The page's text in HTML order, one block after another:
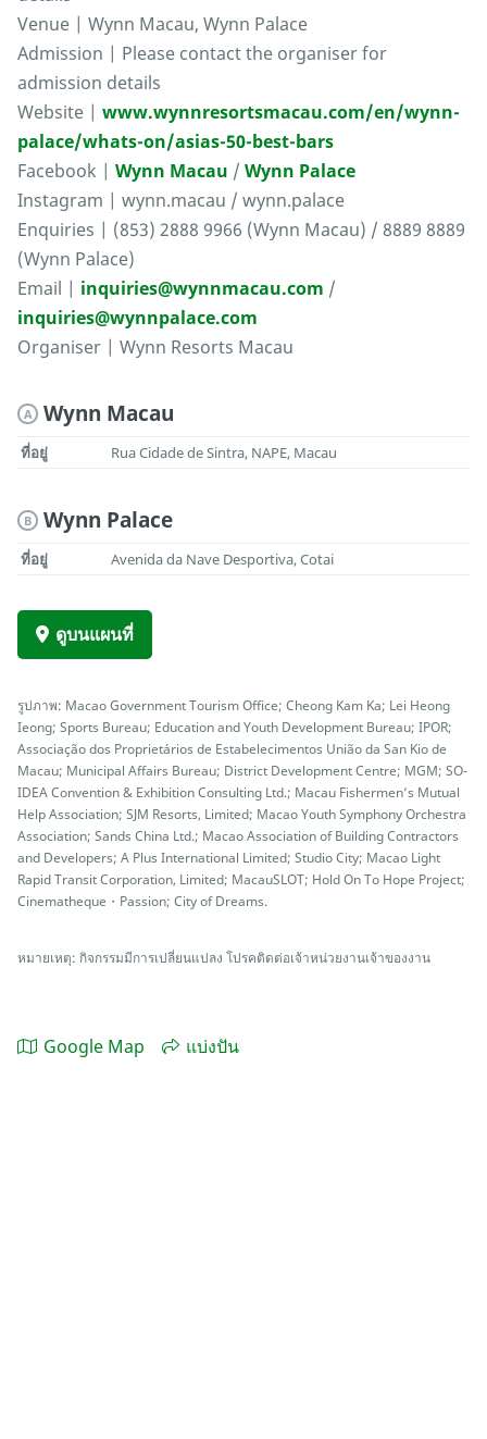
Venue | Wynn Macau, Wynn Palace
Admission | Please contact the organiser for
admission details
Website | www.wynnresortsmacau.com/en/wynn-
palace/whats-on/asias-50-best-bars
Facebook | Wynn Macau / Wynn Palace
Instagram | wynn.macau / wynn.palace
Enquiries | (853) 2888 9966 (Wynn Macau) / 8889 8889
(Wynn Palace)
Email | inquiries@wynnmacau.com /
inquiries@wynnpalace.com
Organiser | Wynn Resorts Macau
A Wynn Macau
ที่อยู่ Rua Cidade de Sintra, NAPE, Macau
B Wynn Palace
ที่อยู่ Avenida da Nave Desportiva, Cotai
ดูบนแผนที่
รูปภาพ: Macao Government Tourism Office; Cheong Kam Ka; Lei Heong
Ieong; Sports Bureau; Education and Youth Development Bureau; IPOR;
Associação dos Proprietários de Estabelecimentos União da San Kio de
Macau; Municipal Affairs Bureau; District Development Centre; MGM; SO-
IDEA Convention & Exhibition Consulting Ltd.; Macau Fishermen’s Mutual
Help Association; SJM Resorts, Limited; Macao Youth Symphony Orchestra
Association; Sands China Ltd.; Macao Association of Building Contractors
and Developers; A Plus International Limited; Studio City; Macao Light
Rapid Transit Corporation, Limited; MacauSLOT; Hold On To Hope Project;
Cinematheque・Passion; City of Dreams.
หมายเหตุ: กิจกรรมมีการเปลี่ยนแปลง โปรคติดต่อเจ้าหน่วยงานเจ้าของงาน
Google Map แบ่งปัน